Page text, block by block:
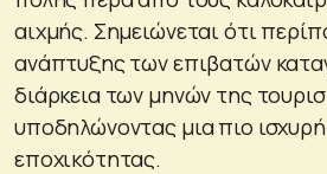
αιχμής. Σημειώνεται ότι
ανάπτυξης των επιβατών
διάρκεια των μηνών της
υποδηλώνοντας μια πιο
εποχικότητας.